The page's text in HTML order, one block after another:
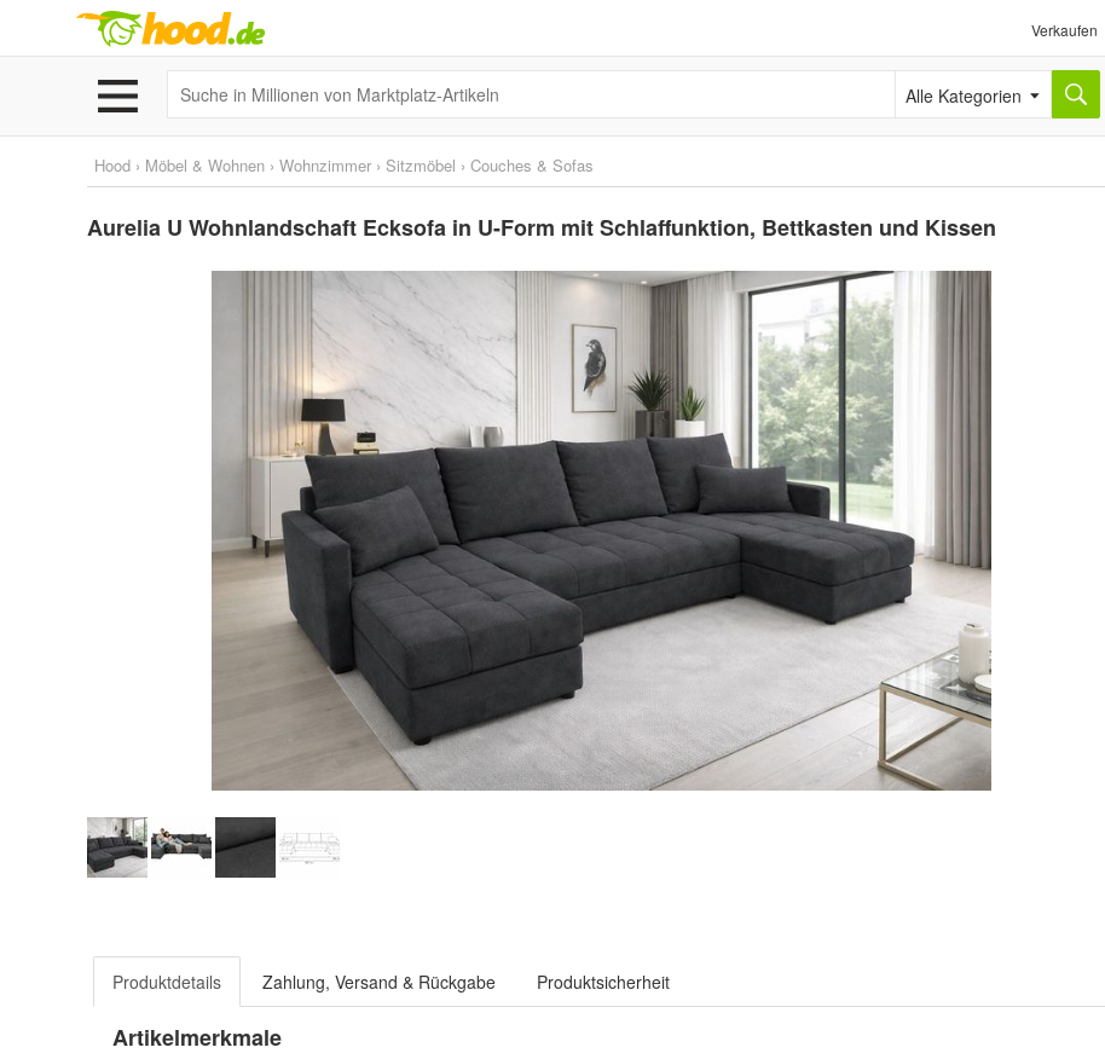
Verkaufen
Alle Kategorien
Hood › Möbel & Wohnen › Wohnzimmer › Sitzmöbel › Couches & Sofas
Aurelia U Wohnlandschaft Ecksofa in U-Form mit Schlaffunktion, Bettkasten und Kissen
Produktdetails Zahlung, Versand & Rückgabe Produktsicherheit
Artikelmerkmale